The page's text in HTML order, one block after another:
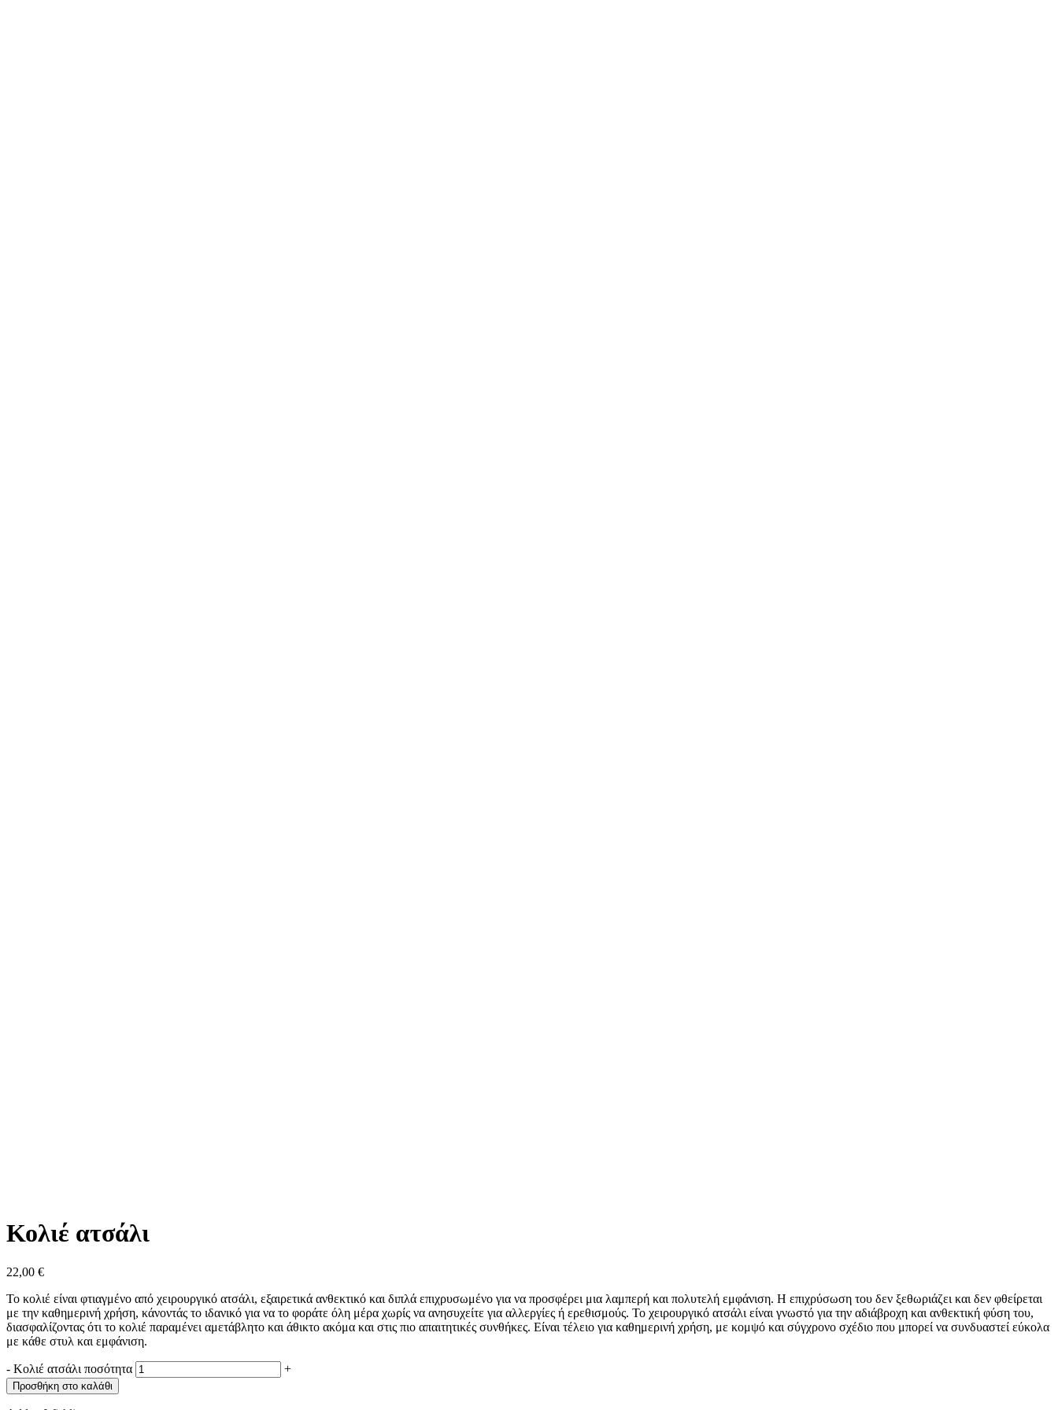
Κολιέ ατσάλι
22,00 €
Το κολιέ είναι φτιαγμένο από χειρουργικό ατσάλι, εξαιρετικά ανθεκτικό και διπλά επιχρυσωμένο για να προσφέρει μια λαμπερή και πολυτελή εμφάνιση. Η επιχρύσωση του δεν ξεθωριάζει και δεν φθείρεται
με την καθημερινή χρήση, κάνοντάς το ιδανικό για να το φοράτε όλη μέρα χωρίς να ανησυχείτε για αλλεργίες ή ερεθισμούς. Το χειρουργικό ατσάλι είναι γνωστό για την αδιάβροχη και ανθεκτική φύση του,
διασφαλίζοντας ότι το κολιέ παραμένει αμετάβλητο και άθικτο ακόμα και στις πιο απαιτητικές συνθήκες. Είναι τέλειο για καθημερινή χρήση, με κομψό και σύγχρονο σχέδιο που μπορεί να συνδυαστεί εύκολα
με κάθε στυλ και εμφάνιση.
- Κολιέ ατσάλι ποσότητα +
Προσθήκη στο καλάθι